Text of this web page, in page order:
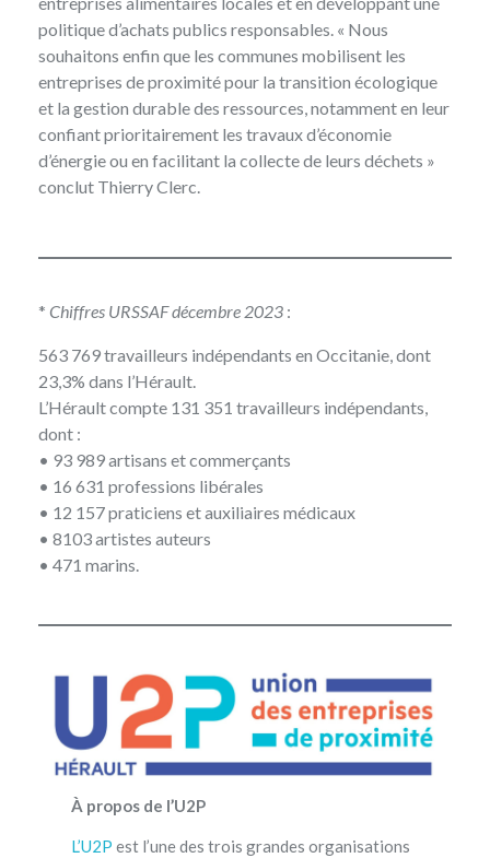
politique d’achats publics responsables. « Nous
souhaitons enfin que les communes mobilisent les
entreprises de proximité pour la transition écologique
et la gestion durable des ressources, notamment en leur
confiant prioritairement les travaux d’économie
d’énergie ou en facilitant la collecte de leurs déchets »
conclut Thierry Clerc.
* Chiffres URSSAF décembre 2023 :
563 769 travailleurs indépendants en Occitanie, dont
23,3% dans l’Hérault.
L’Hérault compte 131 351 travailleurs indépendants,
dont :
• 93 989 artisans et commerçants
• 16 631 professions libérales
• 12 157 praticiens et auxiliaires médicaux
• 8103 artistes auteurs
• 471 marins.
À propos de l’U2P
L’U2P est l’une des trois grandes organisations